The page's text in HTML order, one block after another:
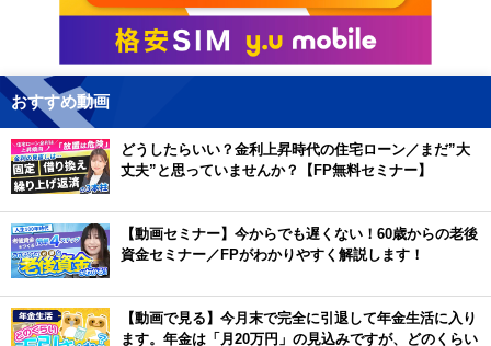
おすすめ動画
どうしたらいい？金利上昇時代の住宅ローン／まだ”大
丈夫”と思っていませんか？【FP無料セミナー】
【動画セミナー】今からでも遅くない！60歳からの老後
資金セミナー／FPがわかりやすく解説します！
【動画で見る】今月末で完全に引退して年金生活に入り
ます。年金は「月20万円」の見込みですが、どのくらい